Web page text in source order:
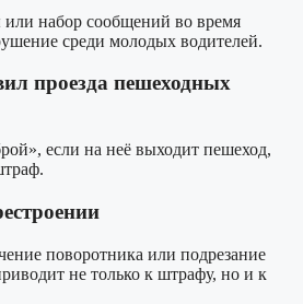
или набор сообщений во время
среди молодых водителей.
проезда пешеходных
если на неё выходит пешеход,
поворотника или подрезание
не только к штрафу, но и к